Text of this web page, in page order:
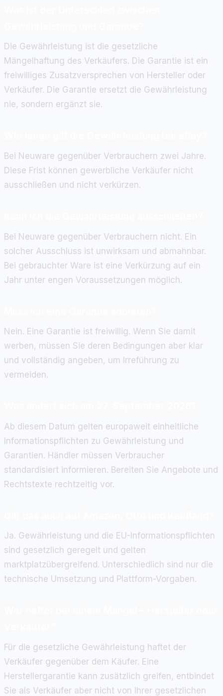
Die Gewährleistung ist die gesetzliche
Mängelhaftung des Verkäufers. Die Garantie ist ein
freiwilliges Zusatzversprechen von Hersteller oder
Verkäufer. Die Garantie ersetzt die Gewährleistung
nie, sondern ergänzt sie.
Bei Neuware gegenüber Verbrauchern zwei Jahre.
Diese Frist können gewerbliche Verkäufer nicht
ausschließen und nicht verkürzen.
Bei Neuware gegenüber Verbrauchern nicht. Ein
solcher Ausschluss ist unwirksam und abmahnbar.
Bei gebrauchter Ware ist eine Verkürzung auf ein
Jahr unter engen Voraussetzungen möglich.
Nein. Eine Garantie ist freiwillig. Wenn Sie damit
werben, müssen Sie deren Bedingungen aber klar
und vollständig angeben, um Irreführung zu
vermeiden.
Ab diesem Datum gelten europaweit einheitliche
Informationspflichten zu Gewährleistung und
Garantien. Händler müssen Verbraucher
standardisiert informieren. Bereiten Sie Angebote und
Rechtstexte rechtzeitig vor.
Ja. Gewährleistung und die EU-Informationspflichten
sind gesetzlich geregelt und gelten
marktplatzübergreifend. Unterschiedlich sind nur die
technische Umsetzung und Plattform-Vorgaben.
Für die gesetzliche Gewährleistung haftet der
Verkäufer gegenüber dem Käufer. Eine
Herstellergarantie kann zusätzlich greifen, entbindet
Sie als Verkäufer aber nicht von Ihrer gesetzlichen